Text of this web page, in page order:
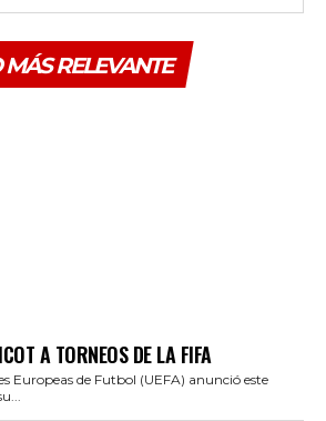
MÁS RELEVANTE
A TORNEOS DE LA FIFA
Europeas de Futbol (UEFA) anunció este